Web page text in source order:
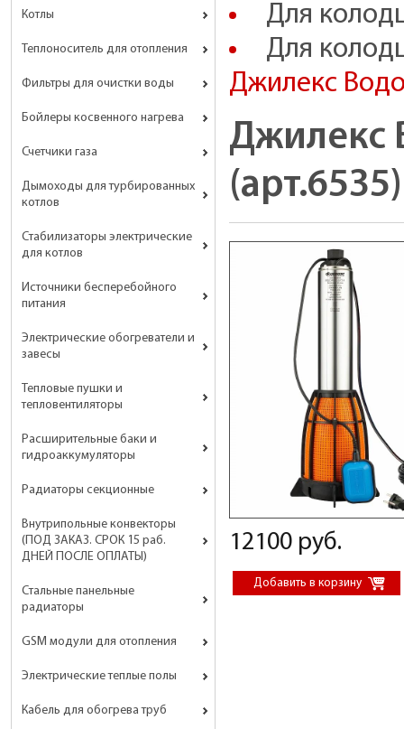
Котлы
Теплоноситель для отопления
Фильтры для очистки воды
Бойлеры косвенного нагрева
Счетчики газа
Дымоходы для турбированных
котлов
Стабилизаторы электрические
для котлов
Источники бесперебойного
питания
Электрические обогреватели и
завесы
Тепловые пушки и
тепловентиляторы
Расширительные баки и
гидроаккумуляторы
Радиаторы секционные
Внутрипольные конвекторы
(ПОД ЗАКАЗ. СРОК 15 раб.
ДНЕЙ ПОСЛЕ ОПЛАТЫ)
Стальные панельные
радиаторы
GSM модули для отопления
Электрические теплые полы
Кабель для обогрева труб
Для
Для
Джилекс
Джилекс
(арт.6535)
12100 руб.